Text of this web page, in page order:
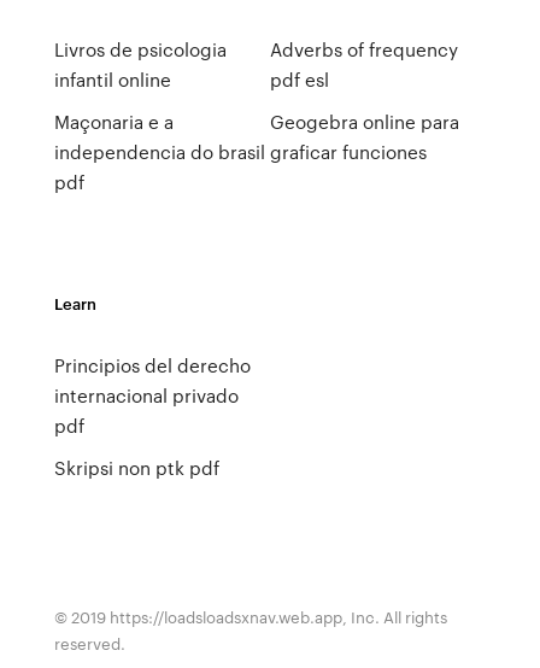
Livros de psicologia
infantil online
Maçonaria e a
independencia do brasil
pdf
Adverbs of frequency
pdf esl
Geogebra online para
graficar funciones
Learn
Principios del derecho
internacional privado
pdf
Skripsi non ptk pdf
© 2019 https://loadsloadsxnav.web.app, Inc. All rights
reserved.